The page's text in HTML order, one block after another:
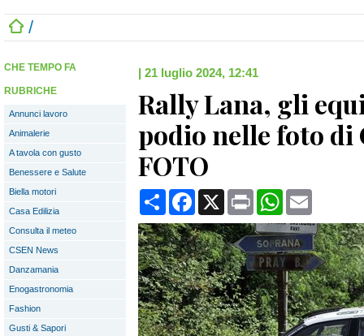
/
CHE TEMPO FA
RUBRICHE
Annunci lavoro
Animalerie
A tavola con gusto
Benessere e Salute
Biella motori
Casa Edilizia
Consulta il meteo
CSEN News
Danzamania
Enogastronomia
Fashion
Gusti & Sapori
| 21 luglio 2024, 12:41
Rally Lana, gli
podio nelle foto
FOTO
CondividiFacebook
X Print WhatsApp